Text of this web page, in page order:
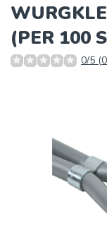
(PER 100
0/5